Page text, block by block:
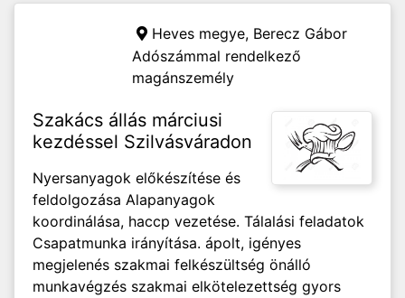
Heves megye, Berecz Gábor
Adószámmal rendelkező
magánszemély
Szakács állás márciusi
kezdéssel Szilvásváradon
Nyersanyagok előkészítése és
feldolgozása Alapanyagok
koordinálása, haccp vezetése. Tálalási feladatok
Csapatmunka irányítása. ápolt, igényes
megjelenés szakmai felkészültség önálló
munkavégzés szakmai elkötelezettség gyors